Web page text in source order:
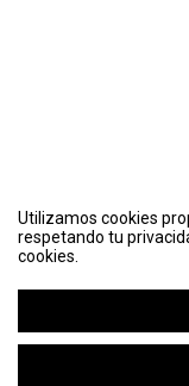
Utilizamos cookies
respetando tu
cookies.